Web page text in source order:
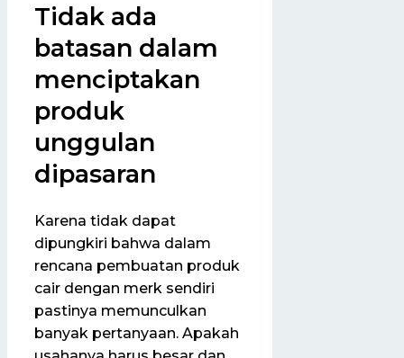
Tidak ada
batasan dalam
menciptakan
produk
unggulan
dipasaran
Karena tidak dapat
dipungkiri bahwa dalam
rencana pembuatan produk
cair dengan merk sendiri
pastinya memunculkan
banyak pertanyaan. Apakah